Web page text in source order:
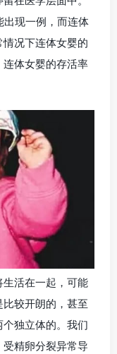
出现一例，而连体
况下连体女婴的
体女婴的存活率
活在一起，可能
较开朗的，甚至
独立体的。我们
精卵分裂异常导